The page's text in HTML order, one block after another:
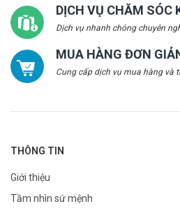
DỊCH VỤ CHĂM SÓC
Dịch vụ nhanh chóng chuyên
MUA HÀNG ĐƠN
Cung cấp dịch vụ mua hàng và
THÔNG TIN
Giới thiệu
Tầm nhìn sứ mệnh